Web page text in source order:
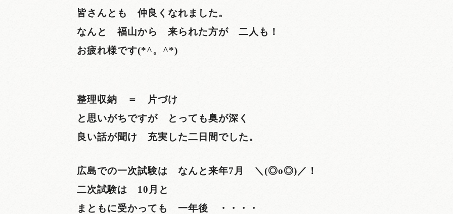
皆さんとも 仲良くなれました。
なんと 福山から 来られた方が 二人も！
お疲れ様です(*^。^*)
整理収納 ＝ 片づけ
と思いがちですが とっても奥が深く
良い話が聞け 充実した二日間でした。
広島での一次試験は なんと来年7月 ＼(◎o◎)／！
二次試験は 10月と
まともに受かっても 一年後 ・・・・